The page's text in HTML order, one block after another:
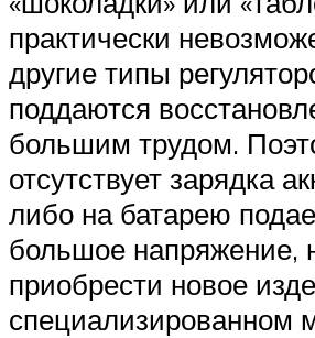
практически
другие типы
поддаются
большим трудом.
отсутствует зарядка
либо на батарею
большое напряжение,
приобрести новое
специализированном